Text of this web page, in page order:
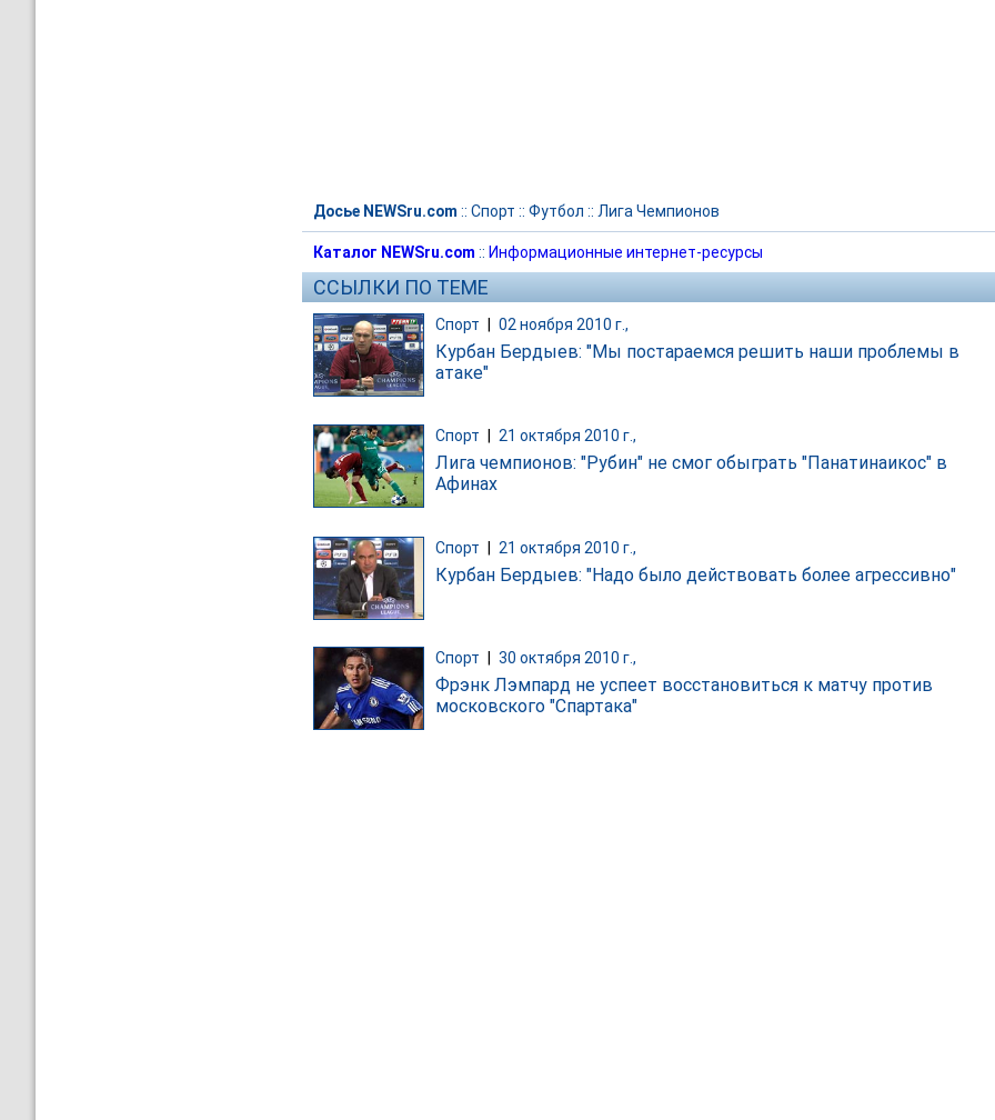
Досье NEWSru.com :: Спорт :: Футбол :: Лига Чемпионов
Каталог NEWSru.com :: Информационные интернет-ресурсы
ССЫЛКИ ПО ТЕМЕ
Спорт 02 ноября 2010 г.,
Курбан Бердыев: "Мы постараемся решить наши проблемы в
атаке"
Спорт 21 октября 2010 г.,
Лига чемпионов: "Рубин" не смог обыграть "Панатинаикос" в
Афинах
Спорт | 21 октября 2010 г.,
Курбан Бердыев: "Надо было действовать более агрессивно"
Спорт | 30 октября 2010 г.,
Фрэнк Лэмпард не успеет восстановиться к матчу против
московского "Спартака"